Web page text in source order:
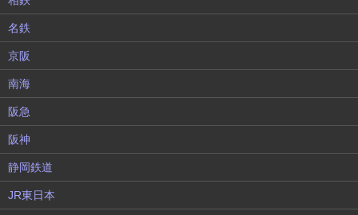
名鉄
京阪
南海
阪急
阪神
静岡鉄道
JR東日本